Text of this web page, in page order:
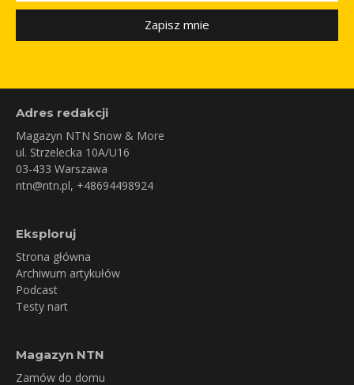
Zapisz mnie
Adres redakcji
Magazyn NTN Snow & More
ul. Strzelecka 10A/U16
03-433 Warszawa
ntn@ntn.pl, +48694498924
Eksploruj
Strona główna
Archiwum artykułów
Podcast
Testy nart
Magazyn NTN
Zamów do domu